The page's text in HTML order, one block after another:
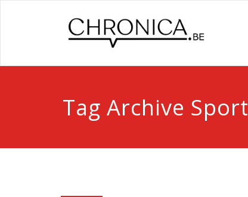
Tag Archive Sport